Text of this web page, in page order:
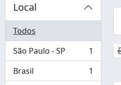
Local
Todos
São Paulo - SP
, 1 resultados
1
Brasil
, 1 resultados
1